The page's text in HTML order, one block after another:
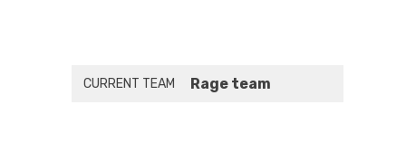
CURRENT TEAM Rage team